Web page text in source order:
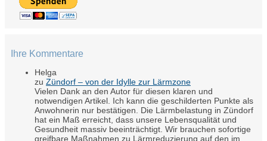
Ihre Kommentare
Helga
zu Zündorf – von der Idylle zur Lärmzone
Vielen Dank an den Autor für diesen klaren und
notwendigen Artikel. Ich kann die geschilderten Punkte als
Anwohnerin nur bestätigen. Die Lärmbelastung in Zündorf
hat ein Maß erreicht, dass unsere Lebensqualität und
Gesundheit massiv beeinträchtigt. Wir brauchen sofortige
greifbare Maßnahmen zu Lärmreduzierung auf den im